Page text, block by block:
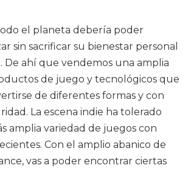
el planeta debería poder
sin sacrificar su bienestar personal
De ahí que vendemos una amplia
de juego y tecnológicos que
de diferentes formas y con
La escena indie ha tolerado
amplia variedad de juegos con
Con el amplio abanico de
vas a poder encontrar ciertas